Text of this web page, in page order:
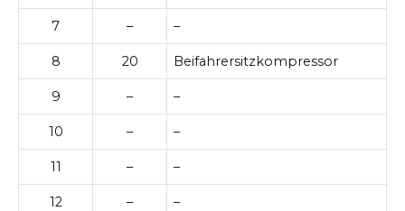
7 – –
8 20 Beifahrersitzkompressor
9 – –
10 – –
11 – –
12 – –